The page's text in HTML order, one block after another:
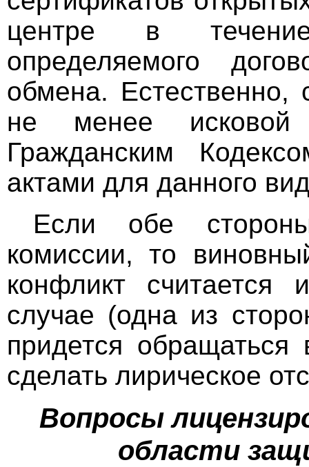
центре в
определяемого
обмена. Естественно,
не менее исковой
Гражданским
актами для данного
Если обе
комиссии, то
конфликт считается
случае (одна из
придется
сделать лирическое
Вопросы
области